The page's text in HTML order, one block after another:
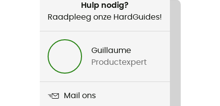
Hulp nodig?
Raadpleeg onze HardGuides!
Guillaume
Productexpert
Mail ons